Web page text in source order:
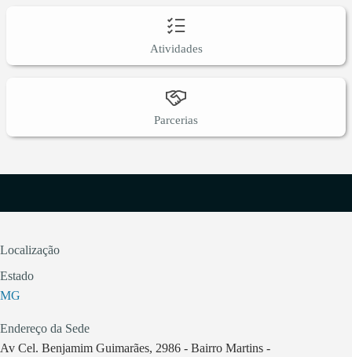
Atividades
Parcerias
Localização
Estado
MG
Endereço da Sede
Av Cel. Benjamim Guimarães, 2986 - Bairro Martins -